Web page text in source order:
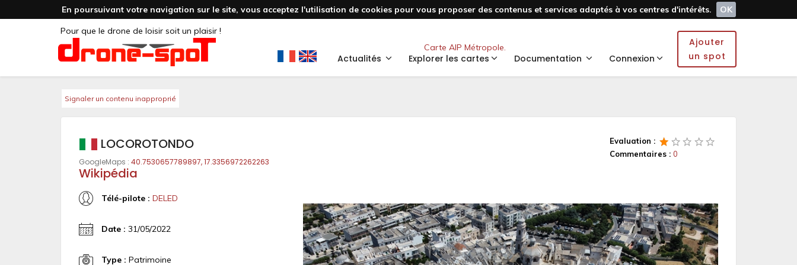
En poursuivant votre navigation sur le site, vous acceptez l'utilisation de cookies pour vous proposer des contenus et services adaptés à vos centres d'intérêts.
OK
Pour que le drone de loisir soit un plaisir !
Carte AIP Métropole.
Actualités Explorer les cartes Documentation Connexion
Ajouter
un spot
Signaler un contenu inapproprié
Evaluation :
Commentaires : 0
LOCOROTONDO
GoogleMaps : 40.7530657789897, 17.3356972262263
Wikipédia
Télé-pilote : DELED
Date : 31/05/2022
Type : Patrimoine